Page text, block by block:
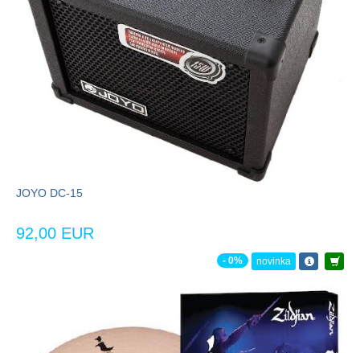
JOYO DC-15
92,00 EUR
- 0% novinka